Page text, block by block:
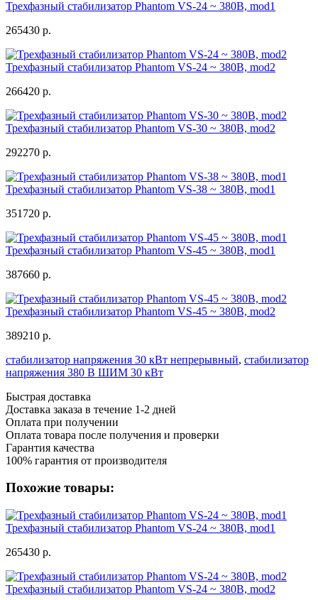
Трехфазный стабилизатор Phantom VS-24 ~ 380В, mod1
265430 р.
Трехфазный стабилизатор Phantom VS-24 ~ 380В, mod2
266420 р.
Трехфазный стабилизатор Phantom VS-30 ~ 380В, mod2
292270 р.
Трехфазный стабилизатор Phantom VS-38 ~ 380В, mod1
351720 р.
Трехфазный стабилизатор Phantom VS-45 ~ 380В, mod1
387660 р.
Трехфазный стабилизатор Phantom VS-45 ~ 380В, mod2
389210 р.
стабилизатор напряжения 30 кВт непрерывный, стабилизатор
напряжения 380 В ШИМ 30 кВт
Быстрая доставка
Доставка заказа в течение 1-2 дней
Оплата при получении
Оплата товара после получения и проверки
Гарантия качества
100% гарантия от производителя
Похожие товары:
Трехфазный стабилизатор Phantom VS-24 ~ 380В, mod1
265430 р.
Трехфазный стабилизатор Phantom VS-24 ~ 380В, mod2